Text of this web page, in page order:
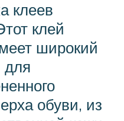
клеев
клей
широкий
для
обуви, из